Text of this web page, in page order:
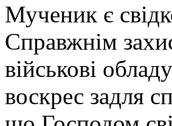
Мученик є
Справжнім
військові
воскрес задля